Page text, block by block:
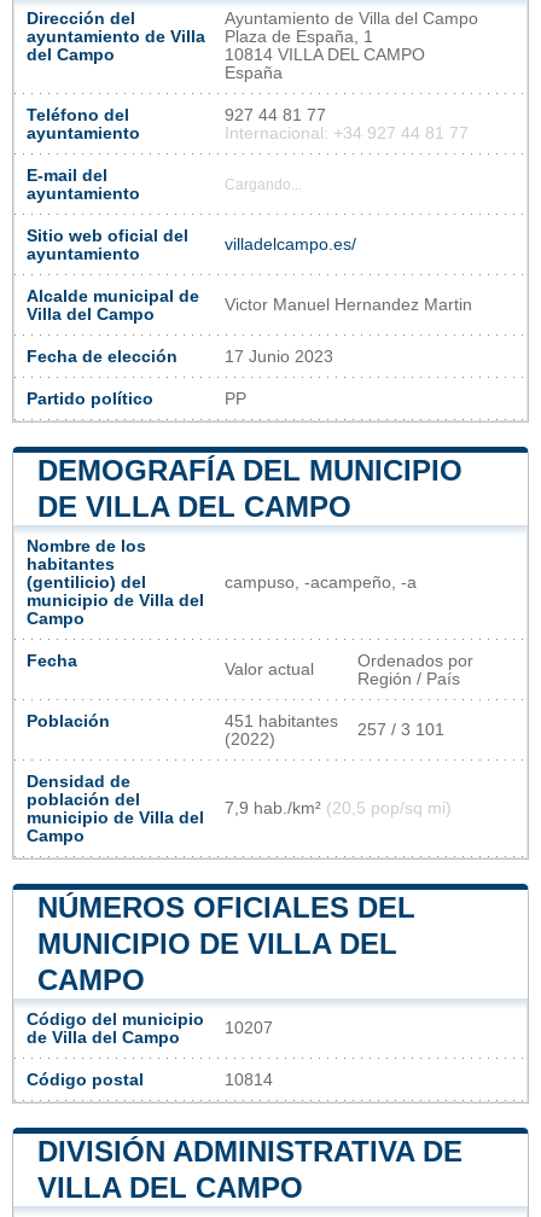
Dirección del
ayuntamiento de Villa
del Campo
Ayuntamiento de Villa del Campo
Plaza de España, 1
10814 VILLA DEL CAMPO
España
Teléfono del
ayuntamiento
927 44 81 77
Internacional: +34 927 44 81 77
E-mail del
ayuntamiento
Cargando...
Sitio web oficial del
ayuntamiento
villadelcampo.es/
Alcalde municipal de
Villa del Campo
Victor Manuel Hernandez Martin
Fecha de elección 17 Junio 2023
Partido político PP
DEMOGRAFÍA DEL MUNICIPIO
DE VILLA DEL CAMPO
Nombre de los
habitantes
(gentilicio) del
municipio de Villa del
Campo
campuso, -acampeño, -a
Fecha Valor actual
Ordenados por
Región / País
Población
451 habitantes
(2022)
257 / 3 101
Densidad de
población del
municipio de Villa del
Campo
7,9 hab./km² (20,5 pop/sq mi)
NÚMEROS OFICIALES DEL
MUNICIPIO DE VILLA DEL
CAMPO
Código del municipio
de Villa del Campo
10207
Código postal 10814
DIVISIÓN ADMINISTRATIVA DE
VILLA DEL CAMPO